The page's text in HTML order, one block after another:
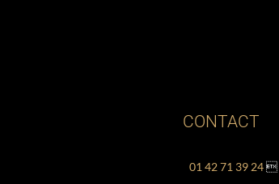
CONTACT
01 42 71 39 24